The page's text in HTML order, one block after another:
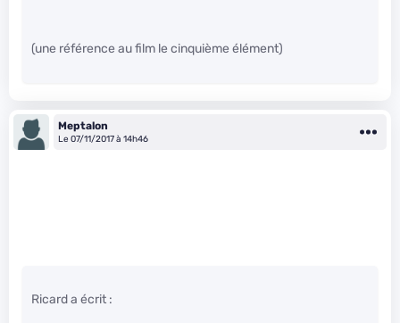
(une référence au film le cinquième élément)
Meptalon
Le 07/11/2017 à 14h46
Ricard a écrit :